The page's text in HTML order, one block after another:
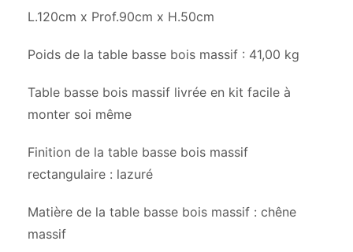
L.120cm x Prof.90cm x H.50cm
Poids de la table basse bois massif : 41,00 kg
Table basse bois massif livrée en kit facile à
monter soi même
Finition de la table basse bois massif
rectangulaire : lazuré
Matière de la table basse bois massif : chêne
massif